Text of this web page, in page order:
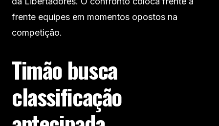
frente equipes em momentos opostos na
competição.
Timão busca
classificação